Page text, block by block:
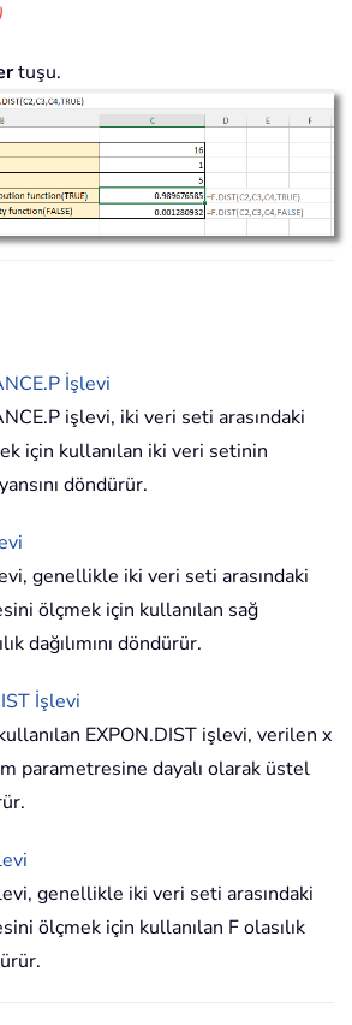
tuşu.
İşlevi
işlevi, iki veri seti arasındaki
için kullanılan iki veri setinin
döndürür.
genellikle iki veri seti arasındaki
ölçmek için kullanılan sağ
dağılımını döndürür.
İşlevi
EXPON.DIST işlevi, verilen x
parametresine dayalı olarak üstel
genellikle iki veri seti arasındaki
ölçmek için kullanılan F olasılık